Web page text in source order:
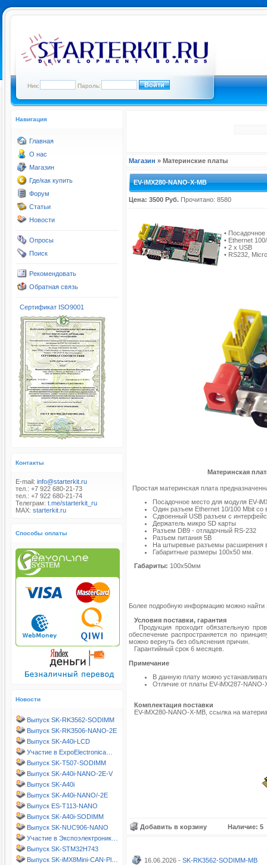
Ник: Пароль:
Навигация
Главная
О нас
Магазин
Где/как купить
Форум
Статьи
Новости
Опросы
Поиск
Рекомендовать
Обратная связь
Сертификат ISO9001
Контакты
E-mail: info@starterkit.ru
тел.: +7 922 680-21-73
тел.: +7 922 680-21-74
Телеграм: t.me/starterkit_ru
MAX: starterkit.ru
Способы оплаты
Новости
Выпуск SK-RK3562-SODIMM
Выпуск SK-RK3506-NANO-2E
Выпуск SK-A40i-LCD
Участие в ExpoElectronica…
Выпуск SK-T507-SODIMM
Выпуск SK-A40i-NANO-2E-V
Выпуск SK-A40i
Выпуск SK-A40i-NANO/-2E
Выпуск ES-T113-NANO
Выпуск SK-A40i-SODIMM
Выпуск SK-NUC906-NANO
Участие в Экспоэлектроник…
Выпуск SK-STM32H743
Выпуск SK-iMX8Mini-CAN-Pl…
Магазин » Материнские платы
EV-iMX280-NANO-X-MB
Цена: 3500 Руб. Прочитано: 8580
•
• Ethernet
• 2 x USB
• RS232,
Материнская
Простая материнская плата
Посадочное место для модуля EV-
Один разъем Ethernet 10/100 Mbit
Сдвоенный USB разъем c
Держатель микро SD карты
Разъем DB9 - отладочный RS-232
Разъем питания 5В
На штыревые разъемы расширения
Габаритные размеры 100х50 мм.
Габариты: 100х50мм
Более подробную информацию можно найти
Условия поставки, гарантия
Продукция проходит обязательную
обеспечение распространяется по
можно вернуть без объяснения причин.
Гарантийный срок 6 месяцев.
Примечание
В данную плату можно
Отличие от платы EV-iMX287-
Комплектация поставки
EV-iMX280-NANO-X-MB, ссылка на
Добавить в корзину Наличие: 5
16.06.2026 - SK-RK3562-SODIMM-MB